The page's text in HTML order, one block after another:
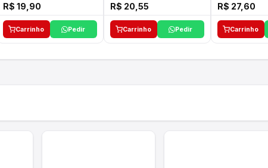
R$ 19,90
Carrinho Pedir
R$ 20,55
Carrinho Pedir
R$ 27,60
Carrinho